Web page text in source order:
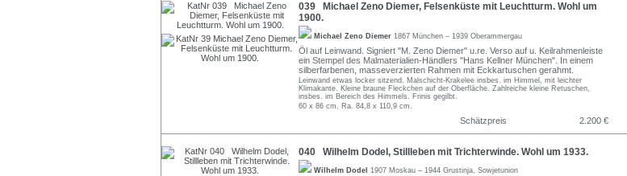
039 Michael Zeno Diemer, Felsenküste mit Leuchtturm. Wohl um
1900.
Michael Zeno Diemer 1867 München – 1939 Oberammergau
Öl auf Leinwand. Signiert "M. Zeno Diemer" u.re. Verso auf u. Keilrahmenleiste
ein Stempel des Malmaterialien-Händlers "Hans Kellner München". In einem
silberfarbenen, masseverzierten Rahmen mit Eckkartuschen gerahmt.
Leinwand etwas locker sitzend. Malschicht-Krakelee insbes. im Himmel, mit leichter
Klimakante. Kleine braune Fleckchen auf der Oberfläche. Zahlreiche kleine Retuschen,
insbes. im Bereich des Himmels. Frinis gegilbt.
60 x 86 cm, Ra. 84,8 x 110,9 cm.
Schätzpreis 2.200 €
040 Wilhelm Dodel, Stillleben mit Trichterwinde. Wohl um 1933.
Wilhelm Dodel 1907 Moskau – 1944 Grustinja, Sowjetunion